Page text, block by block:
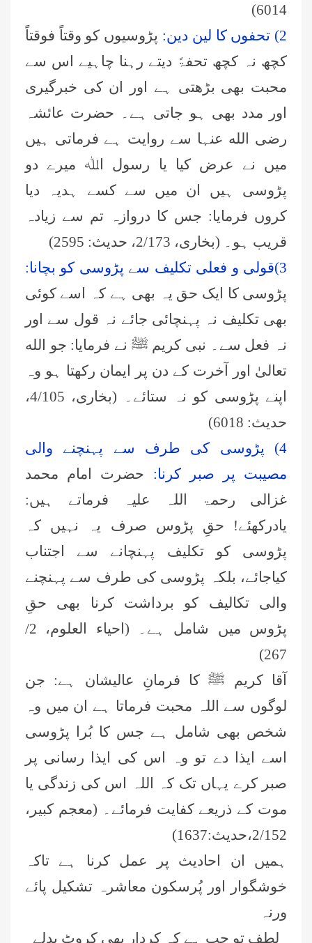
6014)
2) تحفوں کا لین دین:
پڑوسیوں کو وقتاً فوقتاً
کچھ نہ کچھ تحفۃً دیتے رہنا چاہیے اس سے
محبت بھی بڑھتی ہے اور ان کی خبرگیری
اور مدد بھی ہو جاتی ہے۔ حضرت عائشہ
رضی الله عنہا سے روایت ہے فرماتی ہیں
میں نے عرض کیا یا رسول اﷲ میرے دو
پڑوسی ہیں ان میں سے کسے ہدیہ دیا
کروں فرمایا: جس کا دروازہ تم سے زیادہ
قریب ہو۔ (بخاری، 2/173، حدیث: 2595)
3)قولی و فعلی تکلیف سے پڑوسی کو بچانا:
پڑوسی کا ایک حق یہ بھی ہے کہ اسے کوئی
بھی تکلیف نہ پہنچائی جائے نہ قول سے اور
نہ فعل سے۔ نبی کریم ﷺ نے فرمایا: جو الله
تعالیٰ اور آخرت کے دن پر ایمان رکھتا ہو وہ
اپنے پڑوسی کو نہ ستائے۔ (بخاری، 4/105،
حدیث: 6018)
4) پڑوسی کی طرف سے پہنچنے والی
مصیبت پر صبر کرنا: حضرت امام محمد
غزالی رحمۃ اللہ علیہ فرماتے ہیں:
یادرکھئے! حقِ پڑوس صرف یہ نہیں کہ
پڑوسی کو تکلیف پہنچانے سے اجتناب
کیاجائے، بلکہ پڑوسی کی طرف سے پہنچنے
والی تکالیف کو برداشت کرنا بھی حقِ
پڑوس میں شامل ہے۔ (احیاء العلوم، 2/
267)
آقا کریم ﷺ کا فرمانِ عالیشان ہے: جن
لوگوں سے اللہ محبت فرماتا ہے ان میں وہ
شخص بھی شامل ہے جس کا بُرا پڑوسی
اسے ايذا دے تو وہ اس کی ايذا رسانی پر
صبر کرے یہاں تک کہ اللہ اس کی زندگی يا
موت کے ذريعے کفايت فرمائے۔ (معجم کبیر،
2/152،حدیث:1637)
ہمیں ان احادیث پر عمل کرنا ہے تاکہ
خوشگوار اور پُرسکون معاشرہ تشکیل پائے
ورنہ
لطف تو جب ہے کہ کردار بھی کروٹ بدلے